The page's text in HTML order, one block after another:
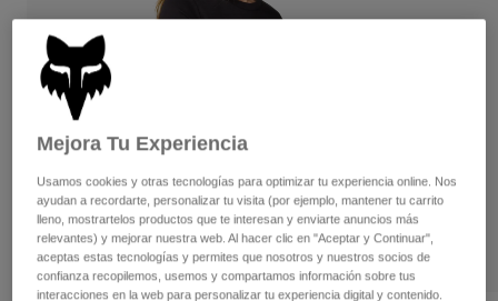
Pantalones largos
Chaquetas y chalecos
Guantes
Protecciones
Guantes
Chaquetas
Protecciones
Gafas de protección
Calcetines
Camisas
Ver todo
Mujer
Camisetas y tops
Sudaderas
Chaquetas
Protecciones
Gafas de Protección
Calcetines
Moto
Cascos
Mejora Tu Experiencia
Usamos cookies y otras tecnologías para optimizar tu experiencia online. Nos
ayudan a recordarte, personalizar tu visita (por ejemplo, mantener tu carrito
lleno, mostrartelos productos que te interesan y enviarte anuncios más
relevantes) y mejorar nuestra web. Al hacer clic en "Aceptar y Continuar",
aceptas estas tecnologías y permites que nosotros y nuestros socios de
confianza recopilemos, usemos y compartamos información sobre tus
interacciones en la web para personalizar tu experiencia digital y contenido.